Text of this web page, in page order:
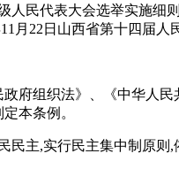
民代表大会选举实施细
月22日山西省第十四届
府组织法》、《中华人
本条例。
主,实行民主集中制原则,